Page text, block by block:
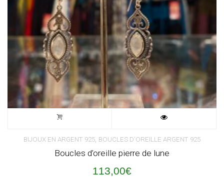
BIJOUX EN ARGENT 925, BOUCLES D'OREILLE ARGENT 925
Boucles d’oreille pierre de lune
113,00€